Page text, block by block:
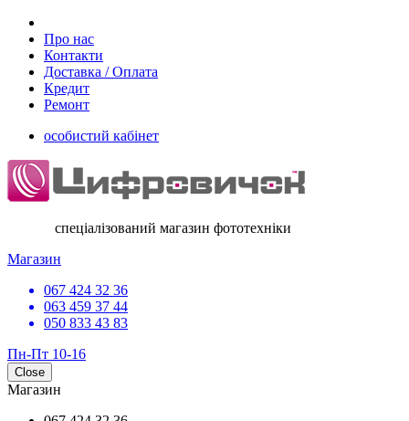
Про нас
Контакти
Доставка / Оплата
Кредит
Ремонт
особистий кабінет
спеціалізований магазин фототехніки
Магазин
067 424 32 36
063 459 37 44
050 833 43 83
Пн-Пт 10-16
Close
Магазин